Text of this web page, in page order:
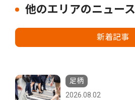
他のエリアのニュース
新着記事
足柄
2026.08.02